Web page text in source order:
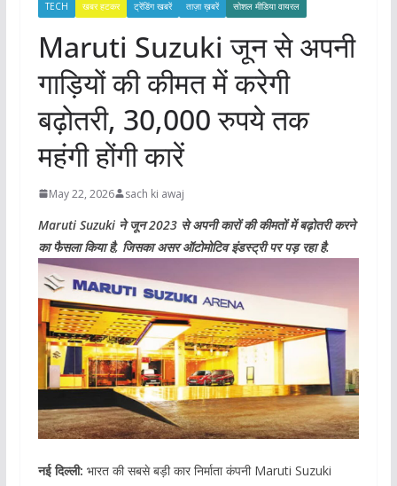
TECH खबर हटकर ट्रेंडिंग खबरें ताज़ा ख़बरें सोशल मीडिया वायरल
Maruti Suzuki जून से अपनी
गाड़ियों की कीमत में करेगी
बढ़ोतरी, 30,000 रुपये तक
महंगी होंगी कारें
May 22, 2026 sach ki awaj
Maruti Suzuki ने जून 2023 से अपनी कारों की कीमतों में बढ़ोतरी करने
का फैसला किया है, जिसका असर ऑटोमोटिव इंडस्ट्री पर पड़ रहा है.
नई दिल्ली: भारत की सबसे बड़ी कार निर्माता कंपनी Maruti Suzuki